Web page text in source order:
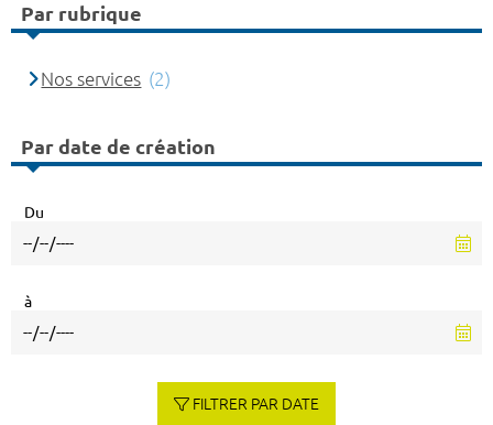
Par rubrique
Nos services (2)
Par date de création
Du
à
FILTRER PAR DATE